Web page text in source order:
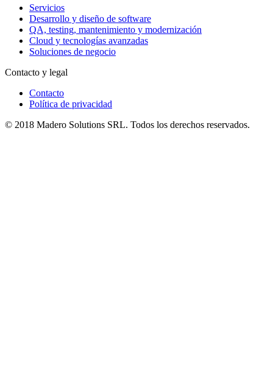
Servicios
Desarrollo y diseño de software
QA, testing, mantenimiento y modernización
Cloud y tecnologías avanzadas
Soluciones de negocio
Contacto y legal
Contacto
Política de privacidad
© 2018 Madero Solutions SRL. Todos los derechos reservados.